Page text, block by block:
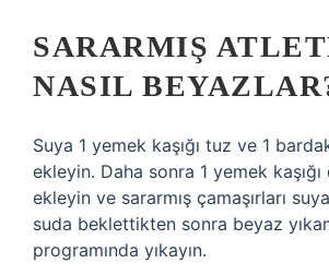
SARARMIŞ
NASIL
Suya 1 yemek kaşığı tuz ve 1
ekleyin. Daha sonra 1 yemek
ekleyin ve sararmış çamaşırları
suda beklettikten sonra beyaz
programında yıkayın.